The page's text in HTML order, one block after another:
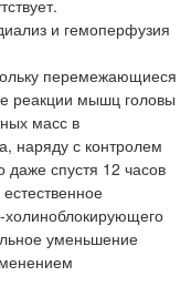
и гемоперфузия
перемежающиеся
реакции мышц головы
масс в
наряду с контролем
даже спустя 12 часов
уменьшение